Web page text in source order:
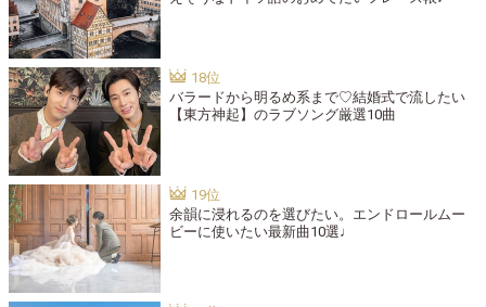
バラードから明るめ系まで♡結婚式で流したい
【東方神起】のラブソング厳選10曲
余韻に浸れるのを選びたい。エンドロールムー
ビーに使いたい最新曲10選♩